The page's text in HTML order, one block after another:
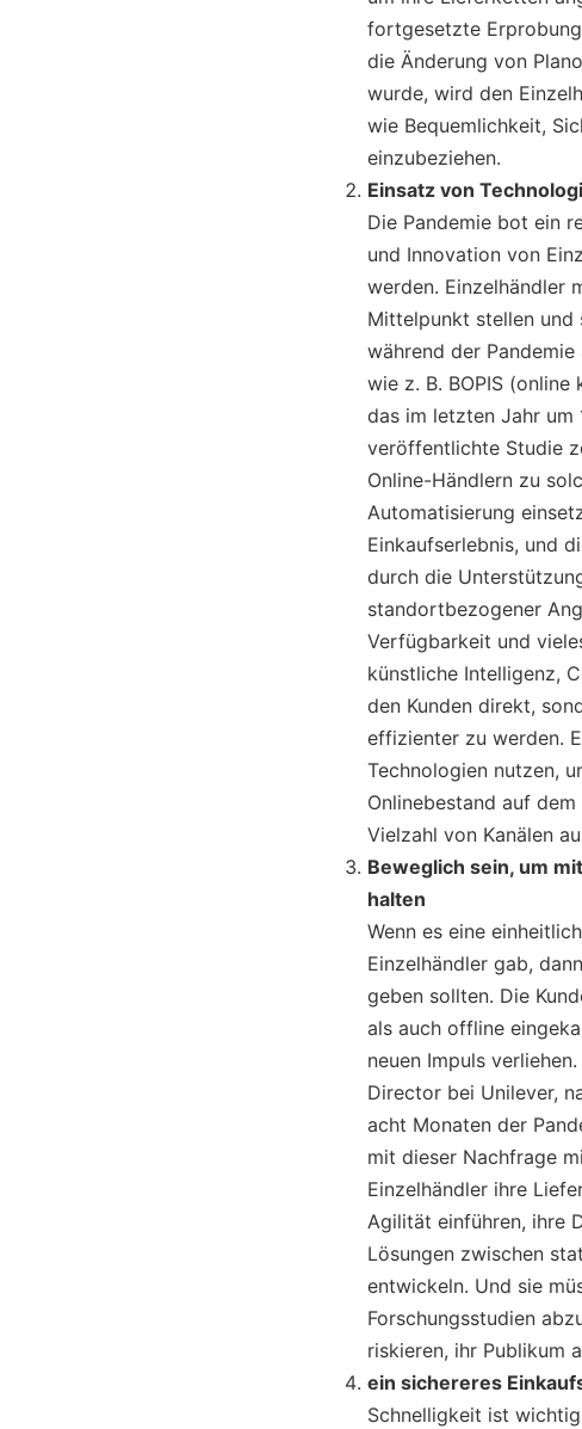
fortgesetzte
die Änderung von
wurde, wird den
wie Bequemlichkeit,
einzubeziehen.
Einsatz von
Die Pandemie bot ein
und Innovation von
werden. Einzelhändler
Mittelpunkt stellen und
während der
wie z. B. BOPIS
das im letzten Jahr um
veröffentlichte Studie
Online-Händlern zu
Automatisierung
Einkaufserlebnis, und
durch die
standortbezogener
Verfügbarkeit und
künstliche Intelligenz,
den Kunden direkt,
effizienter zu werden.
Technologien nutzen,
Onlinebestand auf
Vielzahl von Kanälen
Beweglich sein, um
halten
Wenn es eine
Einzelhändler gab,
geben sollten. Die
als auch offline
neuen Impuls
Director bei Unilever,
acht Monaten der
mit dieser Nachfrage
Einzelhändler ihre
Agilität einführen, ihre
Lösungen zwischen
entwickeln. Und sie
Forschungsstudien
riskieren, ihr Publikum
ein sichereres
Schnelligkeit ist